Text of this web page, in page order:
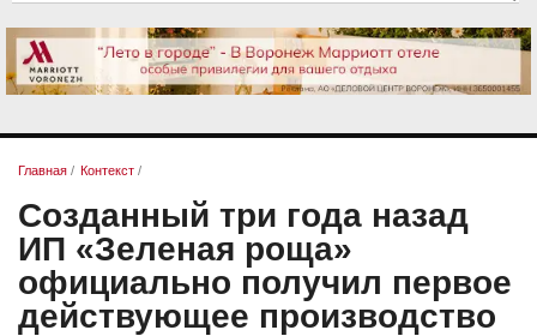
Главная / Контекст /
Созданный три года назад
ИП «Зеленая роща»
официально получил первое
действующее производство